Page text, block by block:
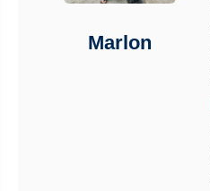
Marlon